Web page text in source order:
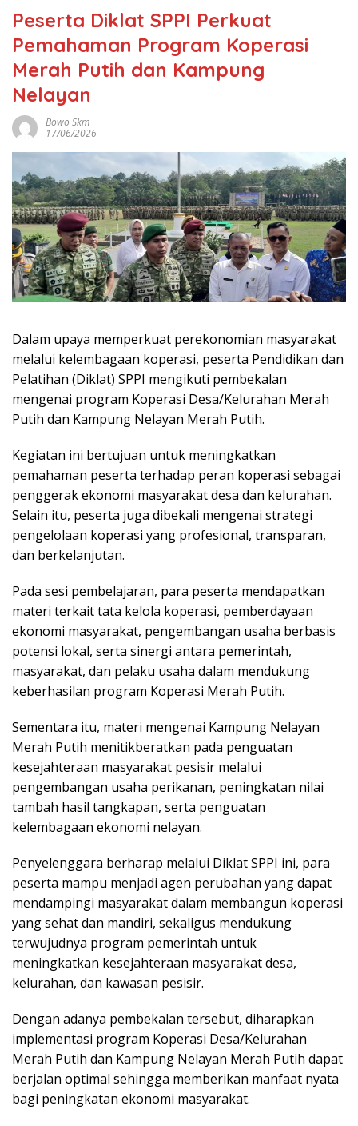
Peserta Diklat SPPI Perkuat
Pemahaman Program Koperasi
Merah Putih dan Kampung
Nelayan
Bowo Skm
17/06/2026
Dalam upaya memperkuat perekonomian masyarakat
melalui kelembagaan koperasi, peserta Pendidikan dan
Pelatihan (Diklat) SPPI mengikuti pembekalan
mengenai program Koperasi Desa/Kelurahan Merah
Putih dan Kampung Nelayan Merah Putih.
Kegiatan ini bertujuan untuk meningkatkan
pemahaman peserta terhadap peran koperasi sebagai
penggerak ekonomi masyarakat desa dan kelurahan.
Selain itu, peserta juga dibekali mengenai strategi
pengelolaan koperasi yang profesional, transparan,
dan berkelanjutan.
Pada sesi pembelajaran, para peserta mendapatkan
materi terkait tata kelola koperasi, pemberdayaan
ekonomi masyarakat, pengembangan usaha berbasis
potensi lokal, serta sinergi antara pemerintah,
masyarakat, dan pelaku usaha dalam mendukung
keberhasilan program Koperasi Merah Putih.
Sementara itu, materi mengenai Kampung Nelayan
Merah Putih menitikberatkan pada penguatan
kesejahteraan masyarakat pesisir melalui
pengembangan usaha perikanan, peningkatan nilai
tambah hasil tangkapan, serta penguatan
kelembagaan ekonomi nelayan.
Penyelenggara berharap melalui Diklat SPPI ini, para
peserta mampu menjadi agen perubahan yang dapat
mendampingi masyarakat dalam membangun koperasi
yang sehat dan mandiri, sekaligus mendukung
terwujudnya program pemerintah untuk
meningkatkan kesejahteraan masyarakat desa,
kelurahan, dan kawasan pesisir.
Dengan adanya pembekalan tersebut, diharapkan
implementasi program Koperasi Desa/Kelurahan
Merah Putih dan Kampung Nelayan Merah Putih dapat
berjalan optimal sehingga memberikan manfaat nyata
bagi peningkatan ekonomi masyarakat.